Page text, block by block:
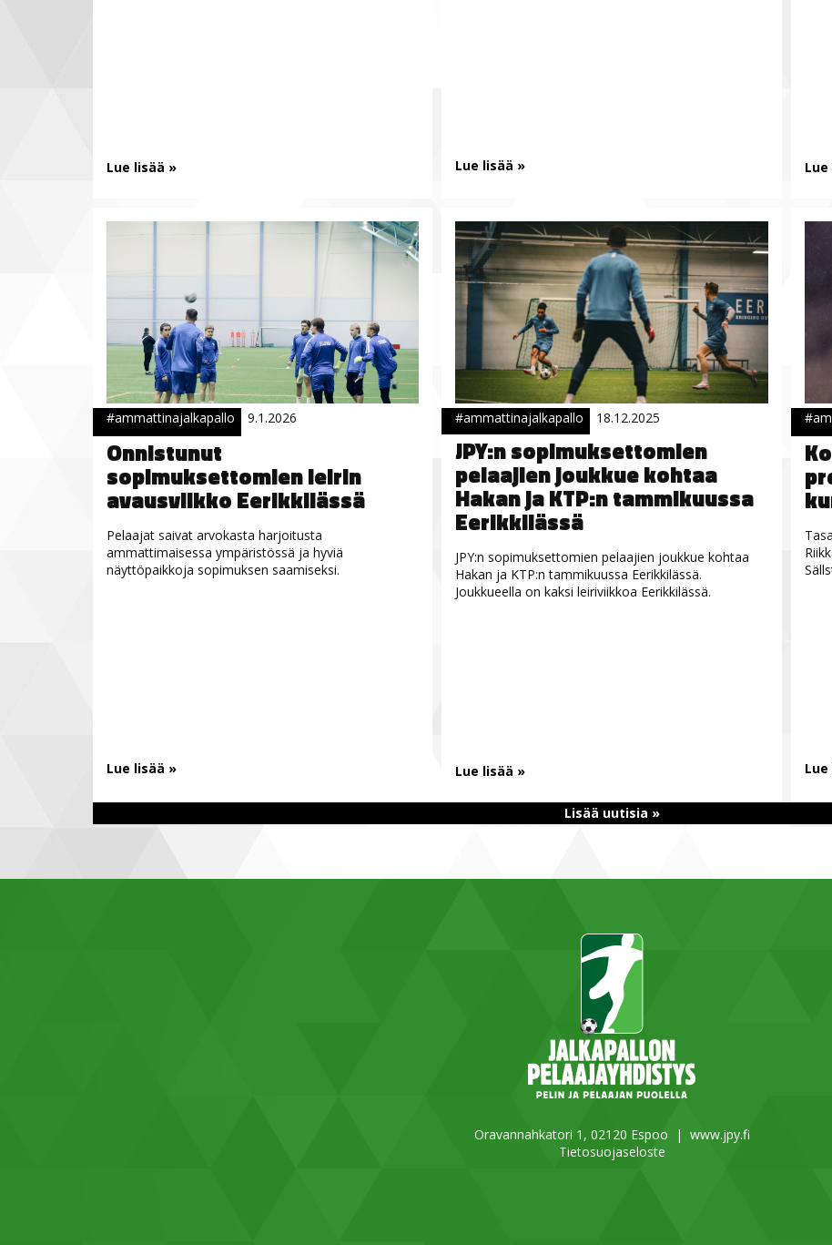
Lue lisää » Lue lisää »
#ammattinajalkapallo 9.1.2026
Onnistunut
sopimuksettomien leirin
avausviikko Eerikkilässä
Pelaajat saivat arvokasta harjoitusta
ammattimaisessa ympäristössä ja hyviä
näyttöpaikkoja sopimuksen saamiseksi.
Lue lisää »
#ammattinajalkapallo 18.12.2025
JPY:n sopimuksettomien
pelaajien joukkue kohtaa
Hakan ja KTP:n tammikuussa
Eerikkilässä
JPY:n sopimuksettomien pelaajien joukkue kohtaa
Hakan ja KTP:n tammikuussa Eerikkilässä.
Joukkueella on kaksi leiriviikkoa Eerikkilässä.
Lue lisää »
Lisää uutisia »
Oravannahkatori 1, 02120 Espoo | www.jpy.fi
Tietosuojaseloste